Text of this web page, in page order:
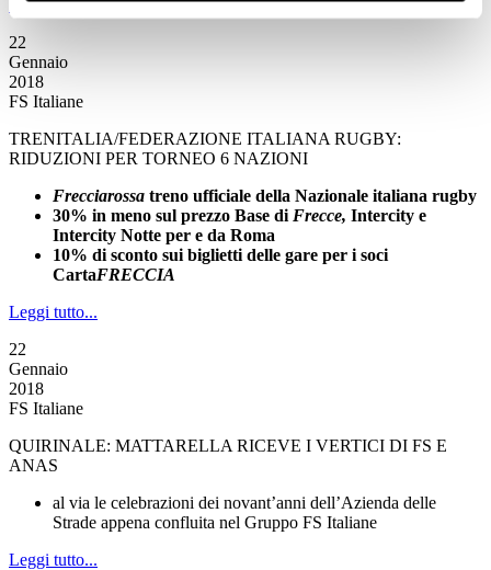
Leggi tutto...
22
Gennaio
2018
FS Italiane
TRENITALIA/FEDERAZIONE ITALIANA RUGBY:
RIDUZIONI PER TORNEO 6 NAZIONI
Frecciarossa treno ufficiale della Nazionale italiana rugby
30% in meno sul prezzo Base di Frecce, Intercity e
Intercity Notte per e da Roma
10% di sconto sui biglietti delle gare per i soci
CartaFRECCIA
Leggi tutto...
22
Gennaio
2018
FS Italiane
QUIRINALE: MATTARELLA RICEVE I VERTICI DI FS E
ANAS
al via le celebrazioni dei novant’anni dell’Azienda delle
Strade appena confluita nel Gruppo FS Italiane
Leggi tutto...